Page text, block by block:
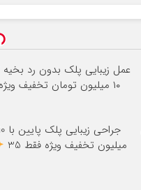
عمل زیبایی پلک بدون رد بخیه
۱۰ میلیون تومان تخفیف ویژه
جراحی
میلیون تخفیف ویژه فقط 35